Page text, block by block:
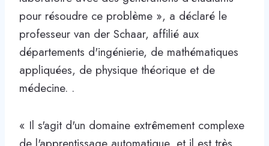
pour résoudre ce problème », a déclaré le
professeur van der Schaar, affilié aux
départements d'ingénierie, de mathématiques
appliquées, de physique théorique et de
médecine. .
« Il s'agit d'un domaine extrêmement complexe